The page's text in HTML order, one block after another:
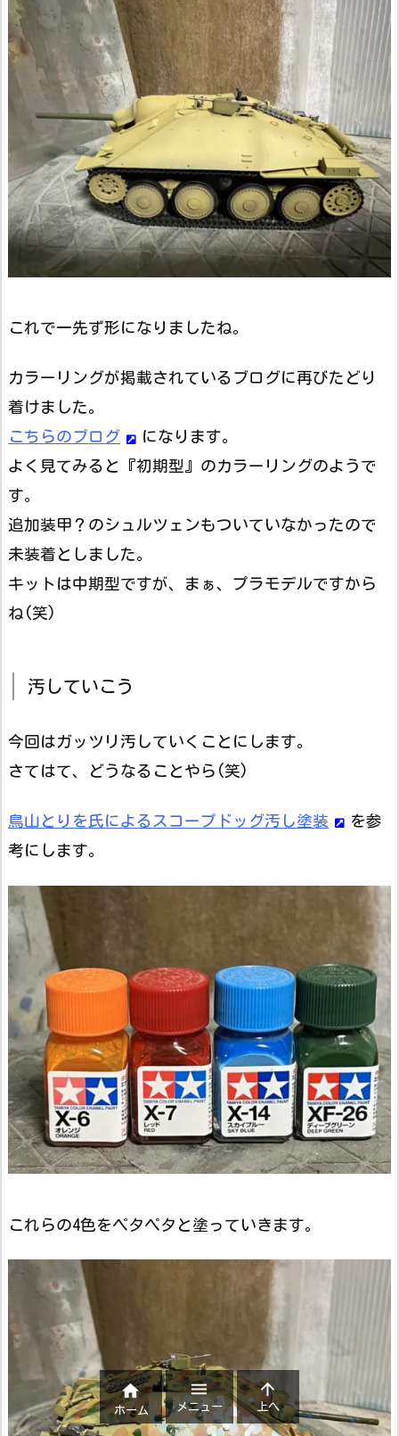
これで一先ず形になりましたね。
カラーリングが掲載されているブログに再びたどり
着けました。
こちらのブログ
になります。
よく見てみると『初期型』のカラーリングのようで
す。
追加装甲？のシュルツェンもついていなかったので
未装着としました。
キットは中期型ですが、まぁ、プラモデルですから
ね(笑)
汚していこう
今回はガッツリ汚していくことにします。
さてはて、どうなることやら(笑)
鳥山とりを氏によるスコープドッグ汚し塗装
を参
考にします。
これらの4色をペタペタと塗っていきます。

ホーム

メニュー

上へ